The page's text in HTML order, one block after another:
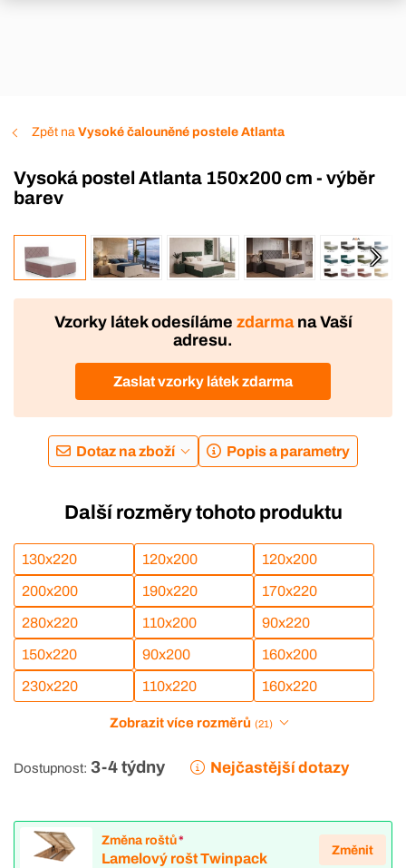
Zpět na Vysoké čalouněné postele Atlanta
Vysoká postel Atlanta 150x200 cm - výběr
barev
VÝROBA
Vzorky látek odesíláme zdarmana Vaší
adresu.
Zaslat vzorky látek zdarma
Dotaz na zboží Popis a parametry
Další rozměry tohoto produktu
130x220 120x200 120x200
200x200 190x220 170x220
280x220 110x200 90x220
150x220 90x200 160x200
230x220 110x220 160x220
Zobrazit více rozměrů (21)
Dostupnost: 3-4 týdny Nejčastější dotazy
Změna roštů*
Lamelový rošt Twinpack
Změnit